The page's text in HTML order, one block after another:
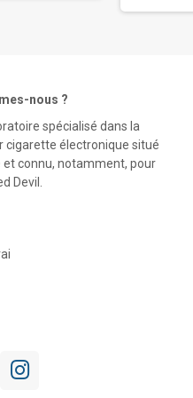
nous ?
spécialisé dans la
cigarette électronique situé
et connu, notamment, pour
Devil.